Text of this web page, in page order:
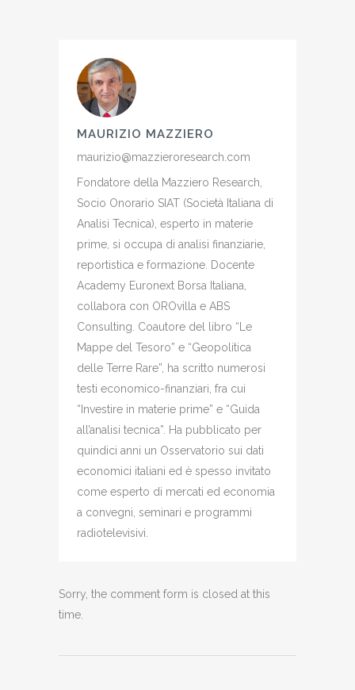
MAURIZIO MAZZIERO
maurizio@mazzieroresearch.com
Fondatore della Mazziero Research,
Socio Onorario SIAT (Società Italiana di
Analisi Tecnica), esperto in materie
prime, si occupa di analisi finanziarie,
reportistica e formazione. Docente
Academy Euronext Borsa Italiana,
collabora con OROvilla e ABS
Consulting. Coautore del libro “Le
Mappe del Tesoro” e “Geopolitica
delle Terre Rare”, ha scritto numerosi
testi economico-finanziari, fra cui
“Investire in materie prime” e “Guida
all’analisi tecnica”. Ha pubblicato per
quindici anni un Osservatorio sui dati
economici italiani ed è spesso invitato
come esperto di mercati ed economia
a convegni, seminari e programmi
radiotelevisivi.
Sorry, the comment form is closed at this
time.